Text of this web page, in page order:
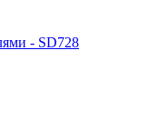
- SD728